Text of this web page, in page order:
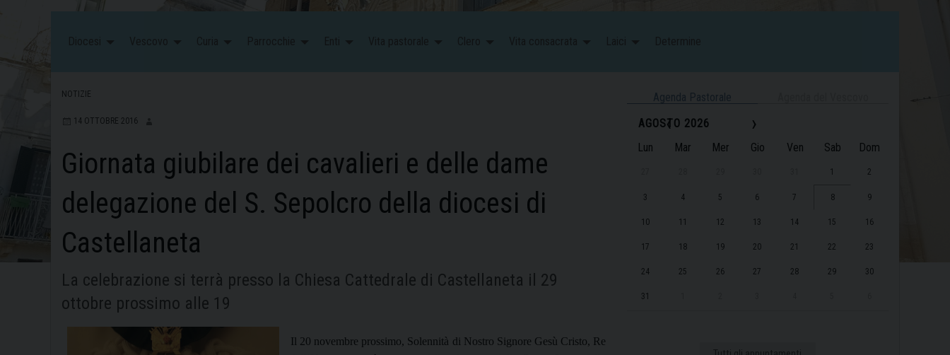
NOTIZIE
14 OTTOBRE 2016
Giornata giubilare dei cavalieri e delle dame
delegazione del S. Sepolcro della diocesi di
Castellaneta
La celebrazione si terrà presso la Chiesa Cattedrale di Castellaneta il 29
ottobre prossimo alle 19
Il 20 novembre prossimo, Solennità di Nostro Signore Gesù Cristo, Re
Agenda Pastorale
‹
AGOSTO 2026 ›
Lun Mar Mer Gio Ven Sab Dom
1 2
3 4 5 6 7 8 9
10 11 12 13 14 15 16
17 18 19 20 21 22 23
24 25 26 27 28 29 30
31